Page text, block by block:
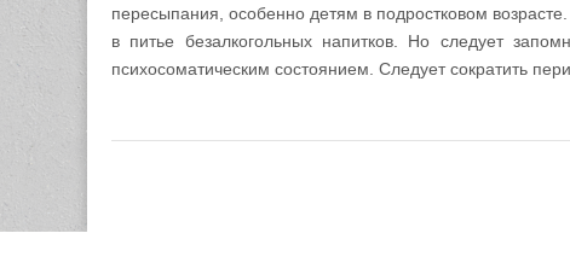
пересыпания, особенно детям в подростковом
в питье безалкогольных напитков. Но следует
психосоматическим состоянием. Следует сократить